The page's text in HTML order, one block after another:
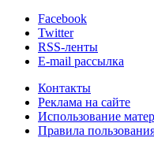
Facebook
Twitter
RSS-ленты
E-mail рассылка
Контакты
Реклама на сайте
Использование
Правила